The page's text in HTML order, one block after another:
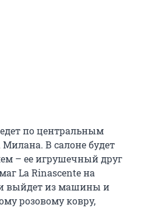
по центральным
В салоне будет
– ее игрушечный друг
La Rinascente на
выйдет из машины и
розовому ковру,